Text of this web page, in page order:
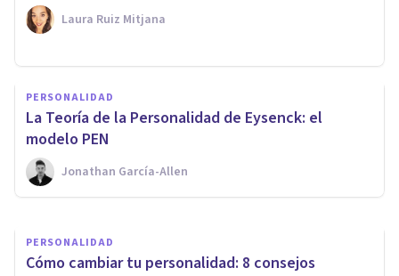
Laura Ruiz Mitjana
PERSONALIDAD
La Teoría de la Personalidad de Eysenck: el
modelo PEN
Jonathan García-Allen
Música y personalidad: ¿qué
vinculación tienen?
Bertrand Regader
PERSONALIDAD
Cómo cambiar tu personalidad: 8 consejos